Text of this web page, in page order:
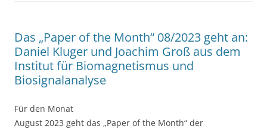
Das „Paper of the Month“ 08/2023 geht an:
Daniel Kluger und Joachim Groß aus dem
Institut für Biomagnetismus und
Biosignalanalyse
Für den Monat
August 2023 geht das „Paper of the Month“ der